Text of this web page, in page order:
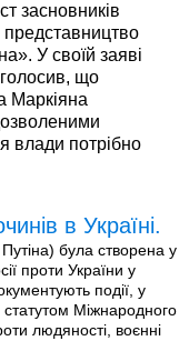
засновників
представництво
У своїй заяві
що
Маркіяна
влади потрібно
в Україні.
була створена у
проти України у
події, у
статутом Міжнародного
людяності, воєнні